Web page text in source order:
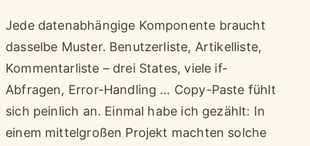
Jede datenabhängige Komponente braucht
dasselbe Muster. Benutzerliste, Artikelliste,
Kommentarliste – drei States, viele if-
Abfragen, Error-Handling … Copy-Paste fühlt
sich peinlich an. Einmal habe ich gezählt: In
einem mittelgroßen Projekt machten solche